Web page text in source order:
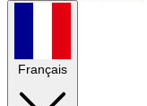
Français